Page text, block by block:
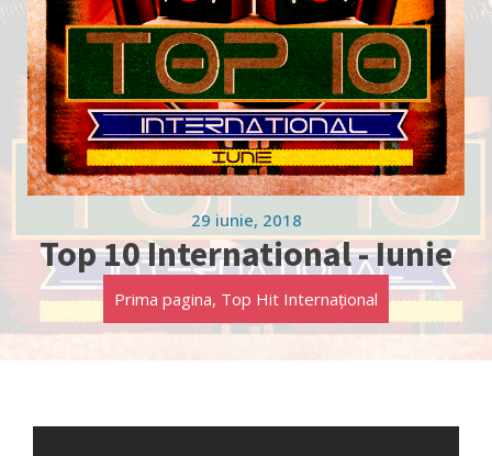
29 iunie, 2018
Top 10 International - Iunie
Prima pagina, Top Hit Internațional